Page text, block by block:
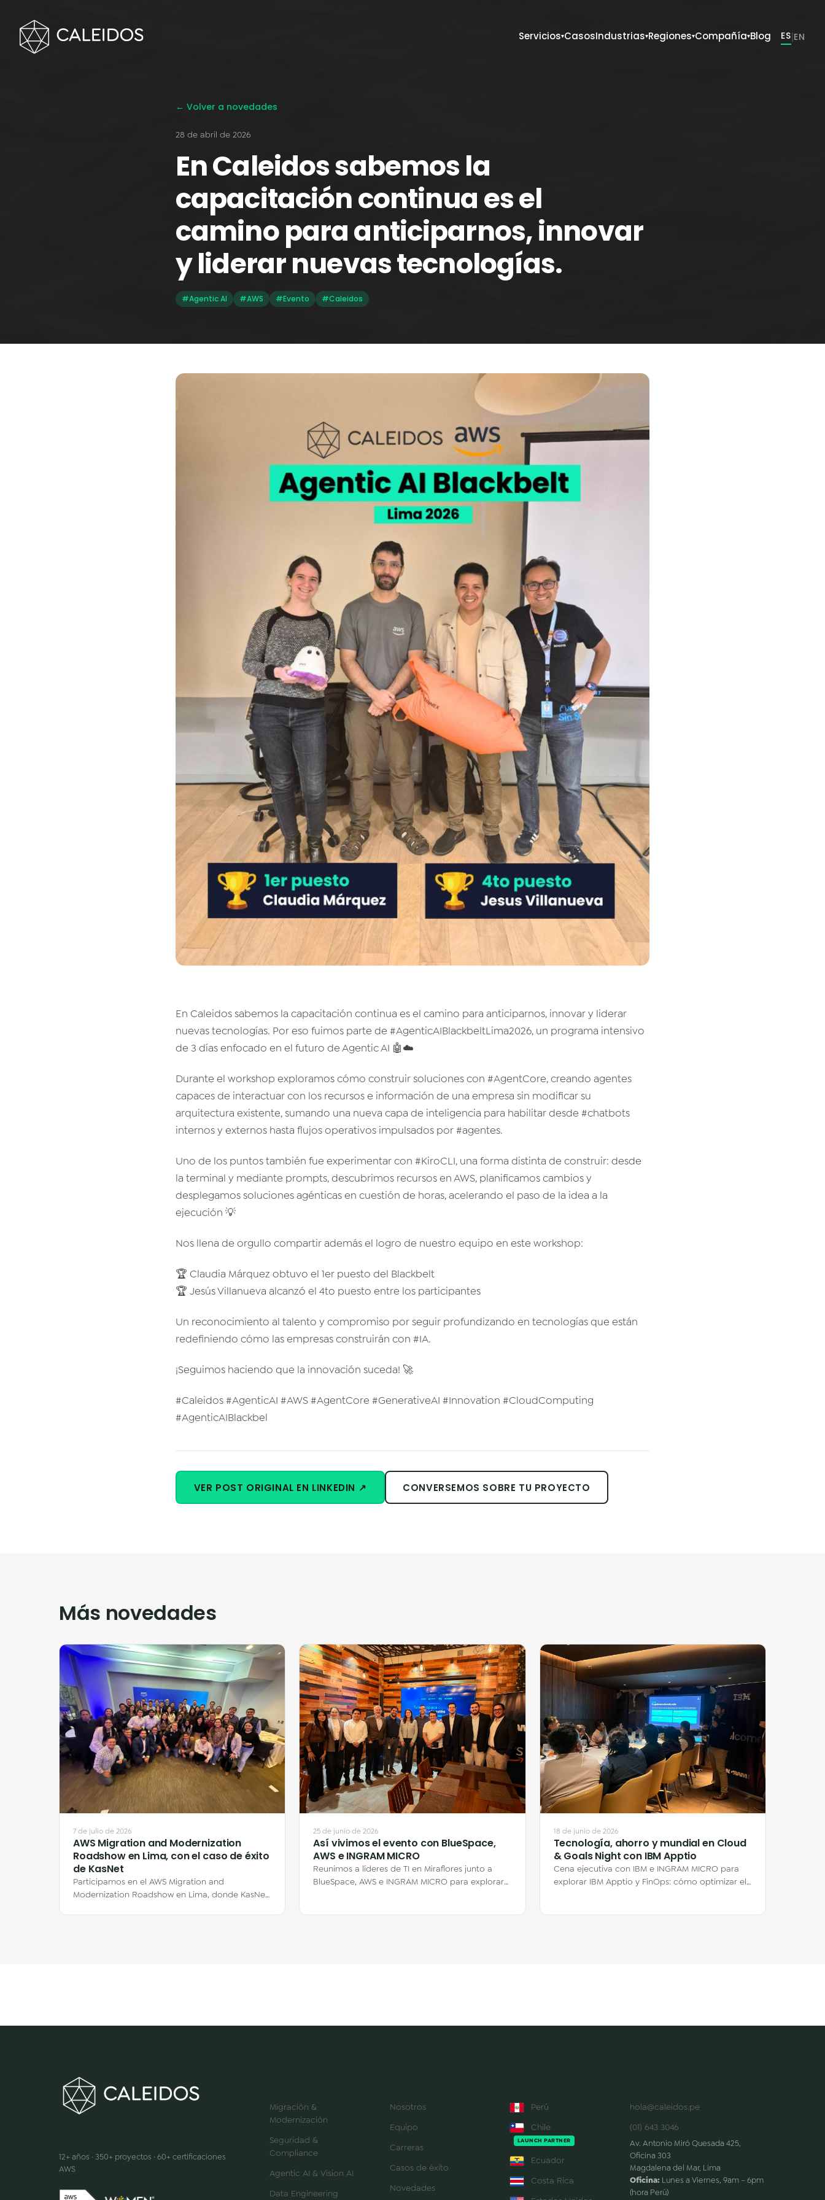
Servicios▾CasosIndustrias▾Regiones▾Compañía▾Blog ES|EN
← Volver a novedades
28 de abril de 2026
En Caleidos sabemos la
capacitación continua es el
camino para anticiparnos, innovar
y liderar nuevas tecnologías.
#Agentic AI #AWS #Evento #Caleidos
En Caleidos sabemos la capacitación continua es el camino para anticiparnos, innovar y liderar
nuevas tecnologías. Por eso fuimos parte de #AgenticAIBlackbeltLima2026, un programa intensivo
de 3 días enfocado en el futuro de Agentic AI 🤖☁️
Durante el workshop exploramos cómo construir soluciones con #AgentCore, creando agentes
capaces de interactuar con los recursos e información de una empresa sin modificar su
arquitectura existente, sumando una nueva capa de inteligencia para habilitar desde #chatbots
internos y externos hasta flujos operativos impulsados por #agentes.
Uno de los puntos también fue experimentar con #KiroCLI, una forma distinta de construir: desde
la terminal y mediante prompts, descubrimos recursos en AWS, planificamos cambios y
desplegamos soluciones agénticas en cuestión de horas, acelerando el paso de la idea a la
ejecución 💡
Nos llena de orgullo compartir además el logro de nuestro equipo en este workshop:
🏆 Claudia Márquez obtuvo el 1er puesto del Blackbelt
🏆 Jesús Villanueva alcanzó el 4to puesto entre los participantes
Un reconocimiento al talento y compromiso por seguir profundizando en tecnologías que están
redefiniendo cómo las empresas construirán con #IA.
¡Seguimos haciendo que la innovación suceda! 🚀
#Caleidos #AgenticAI #AWS #AgentCore #GenerativeAI #Innovation #CloudComputing
#AgenticAIBlackbel
VER POST ORIGINAL EN LINKEDIN ↗ CONVERSEMOS SOBRE TU PROYECTO
Más novedades
7 de julio de 2026
AWS Migration and Modernization
Roadshow en Lima, con el caso de éxito
de KasNet
Participamos en el AWS Migration and
Modernization Roadshow en Lima, donde KasNet
25 de junio de 2026
Así vivimos el evento con BlueSpace,
AWS e INGRAM MICRO
Reunimos a líderes de TI en Miraflores junto a
BlueSpace, AWS e INGRAM MICRO para explorar
18 de junio de 2026
Tecnología, ahorro y mundial en Cloud
& Goals Night con IBM Apptio
Cena ejecutiva con IBM e INGRAM MICRO para
explorar IBM Apptio y FinOps: cómo optimizar el
12+ años · 350+ proyectos · 60+ certificaciones
AWS
Migración &
Modernización
Seguridad &
Compliance
Agentic AI & Vision AI
Data Engineering
Nosotros
Equipo
Carreras
Casos de éxito
Novedades
Perú
Chile
LAUNCH PARTNER
Ecuador
Costa Rica
hola@caleidos.pe
(01) 643 3046
Av. Antonio Miró Quesada 425,
Oficina 303
Magdalena del Mar, Lima
Oficina: Lunes a Viernes, 9am – 6pm
(hora Perú)